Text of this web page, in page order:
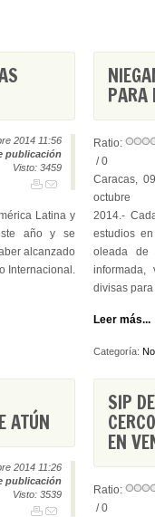
2014 11:56
publicación
Visto: 3459
Latina y
año y se
alcanzado
Internacional.
PARA
Ratio:
/ 0
Caracas,
octubre
2014.-
estudios
oleada
divisas
Leer más...
Categoría:
ATÚN
2014 11:26
publicación
Visto: 3539
SIP
EN
Ratio:
/ 0